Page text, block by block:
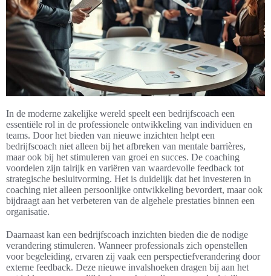
In de moderne zakelijke wereld speelt een bedrijfscoach een
essentiële rol in de professionele ontwikkeling van individuen en
teams. Door het bieden van nieuwe inzichten helpt een
bedrijfscoach niet alleen bij het afbreken van mentale barrières,
maar ook bij het stimuleren van groei en succes. De coaching
voordelen zijn talrijk en variëren van waardevolle feedback tot
strategische besluitvorming. Het is duidelijk dat het investeren in
coaching niet alleen persoonlijke ontwikkeling bevordert, maar ook
bijdraagt aan het verbeteren van de algehele prestaties binnen een
organisatie.
Daarnaast kan een bedrijfscoach inzichten bieden die de nodige
verandering stimuleren. Wanneer professionals zich openstellen
voor begeleiding, ervaren zij vaak een perspectiefverandering door
externe feedback. Deze nieuwe invalshoeken dragen bij aan het